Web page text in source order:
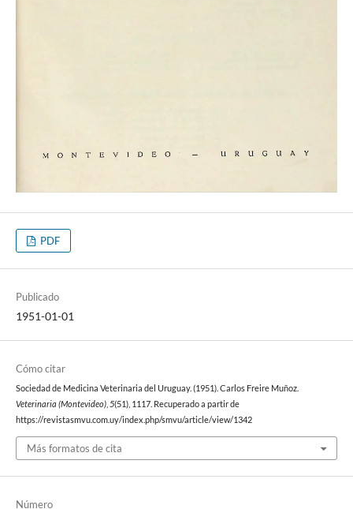
PDF
Publicado
1951-01-01
Cómo citar
Sociedad de Medicina Veterinaria del Uruguay. (1951). Carlos Freire Muñoz.
Veterinaria (Montevideo), 5(51), 1117. Recuperado a partir de
https://revistasmvu.com.uy/index.php/smvu/article/view/1342
Más formatos de cita
Número